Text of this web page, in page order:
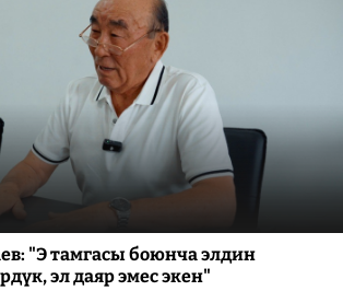
"Э тамгасы боюнча элдин
эл даяр эмес экен"